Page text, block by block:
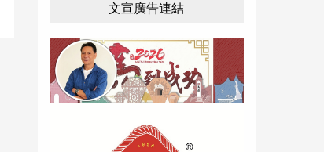
文宣廣告連結